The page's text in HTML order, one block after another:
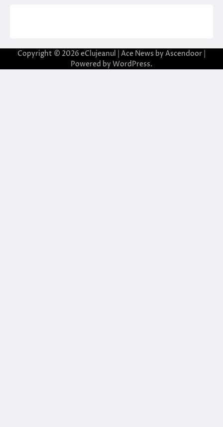
Copyright © 2026 eClujeanul | Ace News by Ascendoor
Powered by WordPress.